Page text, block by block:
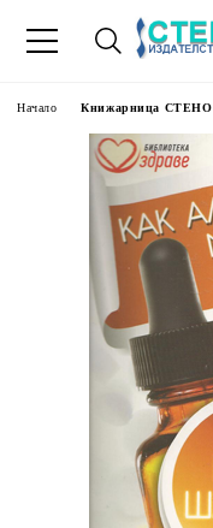
Начало Книжарница СТЕНО